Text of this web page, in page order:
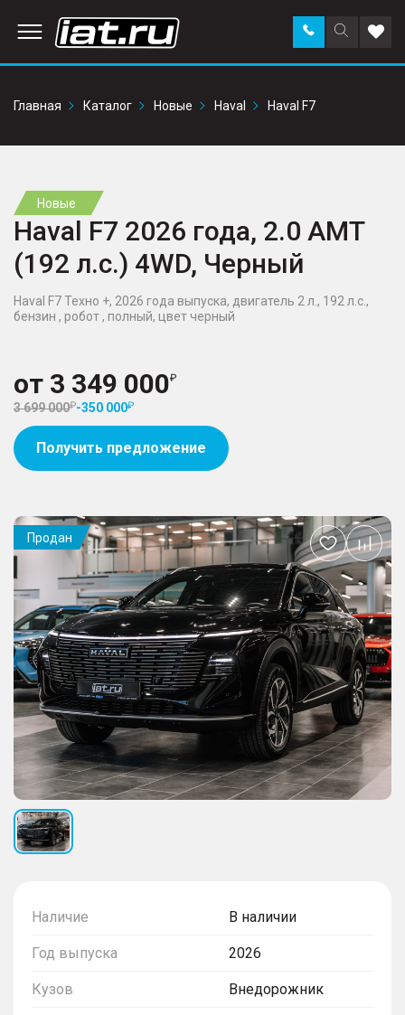
Поиск
по
Заказать
звонок в
Главная
Каталог Новые Haval Haval F7
Новые
Haval F7 2026 года, 2.0 AMT
(192 л.с.) 4WD, Черный
Haval F7 Техно +, 2026 года выпуска, двигатель 2 л., 192 л.с.,
бензин , робот , полный, цвет черный
от 3 349 000
3 699 000 -350 000
Получить предложение
Наличие В наличии
Год выпуска 2026
Кузов Внедорожник
Продан
Добавить
в
избранное